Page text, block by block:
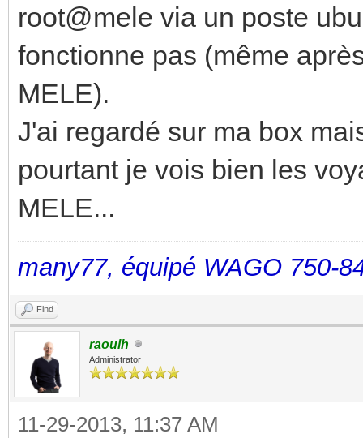
root@mele via un poste
fonctionne pas (même
MELE).
J'ai regardé sur ma box
pourtant je vois bien les
MELE...
many77, équipé WAGO 750-
Find
raoulh
Administrator
11-29-2013, 11:37 AM